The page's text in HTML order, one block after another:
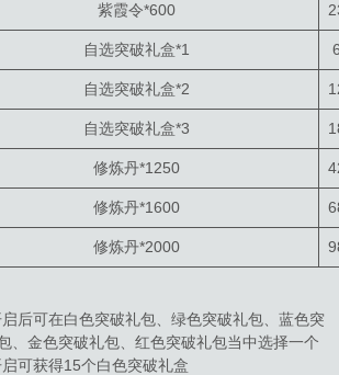
紫霞令*600
自选突破礼盒*1
自选突破礼盒*2
自选突破礼盒*3
修炼丹*1250
修炼丹*1600
修炼丹*2000
后可在白色突破礼包、绿色突破礼包、蓝色突
、金色突破礼包、红色突破礼包当中选择一个
可获得15个白色突破礼盒